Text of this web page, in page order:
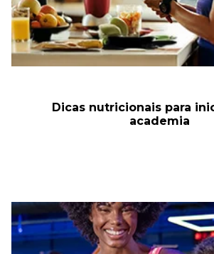
Dicas nutricionais para
academia